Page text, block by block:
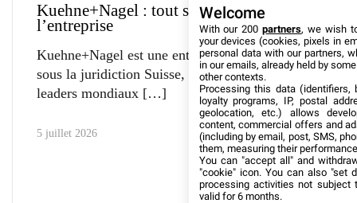
Kuehne+Nagel : tout savoir sur
l’entreprise
Kuehne+Nagel est une entreprise Allemande,
sous la juridiction Suisse, qui est l’un des
leaders mondiaux
5 juillet 2026
Welcome
With our 200partners, we wish
your devices (cookies, pixels in
personal data with our partners,
in our emails, already held by
other contexts.
Processing this data (identifiers,
loyalty programs, IP, postal
geolocation, etc.) allows
content, commercial offers and
(including by email, post, SMS,
them, measuring their
You can "accept all" and
"cookie" icon. You can also "set
processing activities not subject
valid for 6 months.